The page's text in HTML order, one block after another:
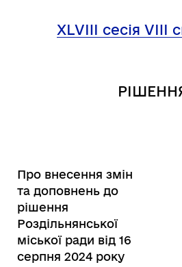
XLVIII сесія VIII
Про внесення змін
та доповнень до
рішення
Роздільнянської
міської ради від 16
серпня 2024 року